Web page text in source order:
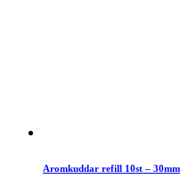
Aromkuddar refill 10st – 30mm